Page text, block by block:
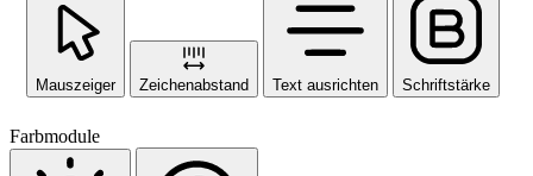
Mauszeiger Zeichenabstand Text ausrichten Schriftstärke
Farbmodule